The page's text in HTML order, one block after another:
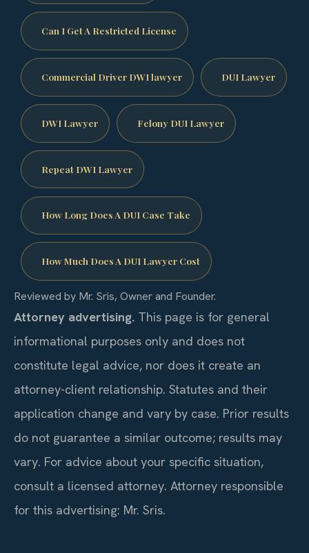
Can I Get A Restricted License
Commercial Driver DWI lawyer DUI Lawyer
DWI Lawyer Felony DUI Lawyer
Repeat DWI Lawyer
How Long Does A DUI Case Take
How Much Does A DUI Lawyer Cost
Reviewed by Mr. Sris, Owner and Founder.
Attorney advertising. This page is for general
informational purposes only and does not
constitute legal advice, nor does it create an
attorney-client relationship. Statutes and their
application change and vary by case. Prior results
do not guarantee a similar outcome; results may
vary. For advice about your specific situation,
consult a licensed attorney. Attorney responsible
for this advertising: Mr. Sris.